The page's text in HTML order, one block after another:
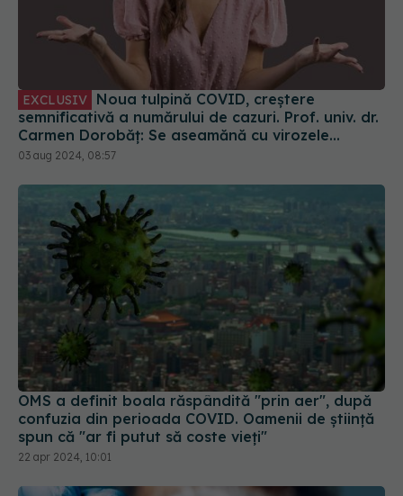
EXCLUSIV
semnificativă a numărului de cazuri. Prof. univ. dr.
Carmen Dorobăț: Se aseamănă cu virozele
respiratorii. Nu necesită tratament simptomatic
03 aug 2024, 08:57
OMS a definit boala răspândită "prin aer", după
confuzia din perioada COVID. Oamenii de știință
spun că "ar fi putut să coste vieți"
22 apr 2024, 10:01